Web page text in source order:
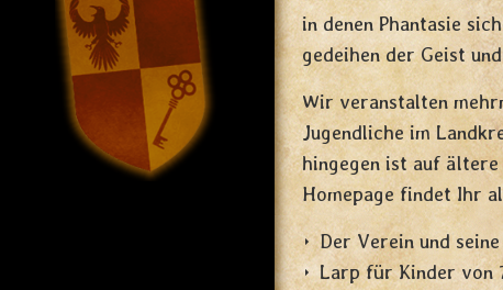
in denen Phantasie
gedeihen der Geist
Wir veranstalten
Jugendliche im
hingegen ist auf ältere
Homepage findet Ihr
Der Verein und
Larp für Kinder von